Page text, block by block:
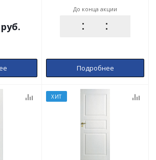
До конца акции
Подробнее
ХИТ